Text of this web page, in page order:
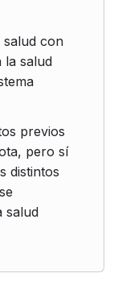
salud con
la salud
previos
pero sí
distintos
salud